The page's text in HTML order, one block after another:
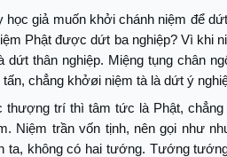
học giả muốn khởi chánh niệm để
Phật được dứt ba nghiệp? Vì khi
dứt thân nghiệp. Miệng tụng chân
tấn, chẳng khởøi niệm tà là dứt ý
thượng trí thì tâm tức là Phật,
Niệm trần vốn tịnh, nên gọi như
ta, không có hai tướng. Tướng